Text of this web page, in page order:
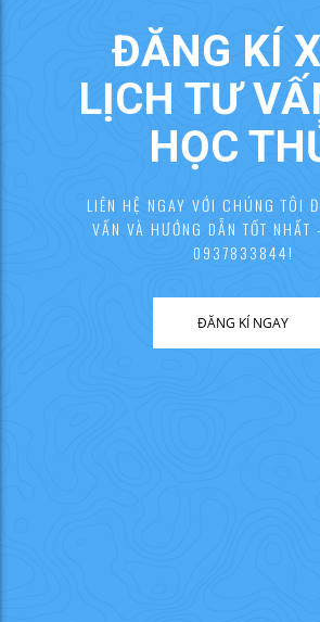
ĐĂNG KÍ
LỊCH TƯ
HỌC
LIÊN HỆ NGAY VỚI CHÚNG TÔI
VẤN VÀ HƯỚNG DẪN TỐT NHẤT
0937833844!
ĐĂNG KÍ NGAY